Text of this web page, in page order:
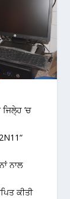
’ਚ
ਨਾਲ
ਕੀਤੀ